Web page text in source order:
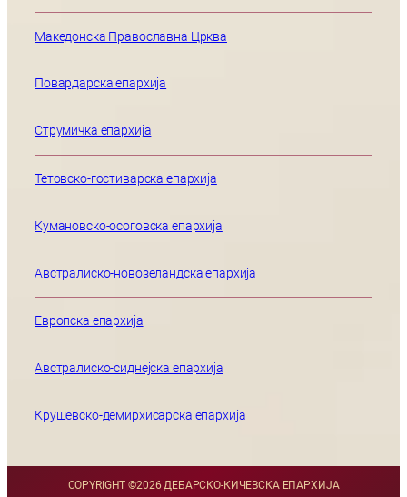
Македонска Православна Црква
Повардарска епархија
Струмичка епархија
Тетовско-гостиварска епархија
Кумановско-осоговска епархија
Австралиско-новозеландска епархија
Европска епархија
Австралиско-сиднејска епархија
Крушевско-демирхисарска епархија
COPYRIGHT ©2026 ДЕБАРСКО-КИЧЕВСКА ЕПАРХИЈА